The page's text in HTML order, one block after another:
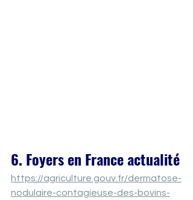
6. Foyers en France actualité
https://agriculture.gouv.fr/dermatose-
nodulaire-contagieuse-des-bovins-